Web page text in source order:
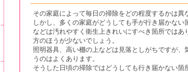
料金的も以前依頼した他社と比較
だったのですが、お蔭で気持ちよく
ています。
評価：
その家庭によって毎日の掃除をどの程度するかは異
しかし、多くの家庭がどうしても手が行き届かな
などは汚れやすく衛生上きれいにすべき箇所では
方のほうが少ないでしょう。
照明器具、高い棚の上などは見落としがちですが
うのはよくあります。
そうした日頃の掃除ではどうしても行き届かない